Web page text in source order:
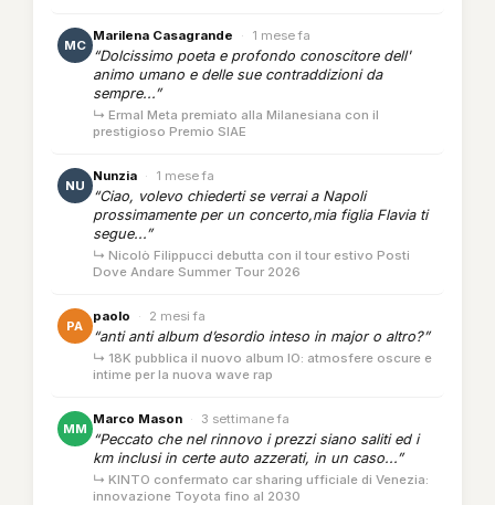
MC
Marilena Casagrande · 1 mese fa
“Dolcissimo poeta e profondo conoscitore dell'
animo umano e delle sue contraddizioni da
sempre...”
↳ Ermal Meta premiato alla Milanesiana con il
prestigioso Premio SIAE
NU
Nunzia · 1 mese fa
“Ciao, volevo chiederti se verrai a Napoli
prossimamente per un concerto,mia figlia Flavia ti
segue...”
↳ Nicolò Filippucci debutta con il tour estivo Posti
Dove Andare Summer Tour 2026
PA
paolo · 2 mesi fa
“anti anti album d’esordio inteso in major o altro?”
↳ 18K pubblica il nuovo album IO: atmosfere oscure e
intime per la nuova wave rap
MM
Marco Mason · 3 settimane fa
“Peccato che nel rinnovo i prezzi siano saliti ed i
km inclusi in certe auto azzerati, in un caso...”
↳ KINTO confermato car sharing ufficiale di Venezia:
innovazione Toyota fino al 2030